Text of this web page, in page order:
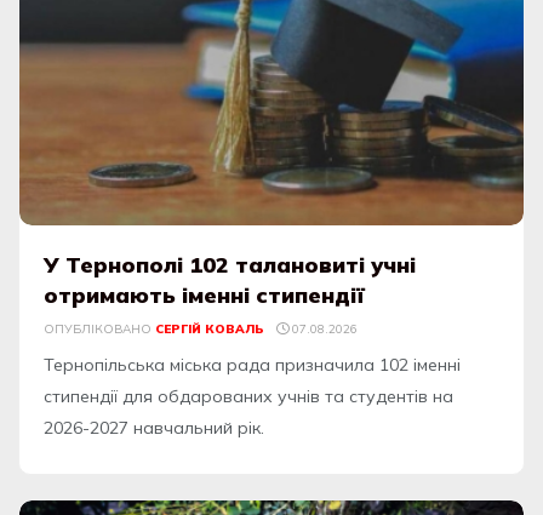
У Тернополі 102 талановиті учні
отримають іменні стипендії
ОПУБЛІКОВАНО СЕРГІЙ КОВАЛЬ 07.08.2026
Тернопільська міська рада призначила 102 іменні
стипендії для обдарованих учнів та студентів на
2026-2027 навчальний рік.